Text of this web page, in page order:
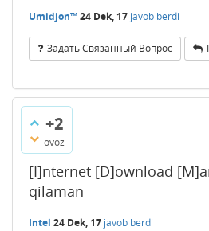
Umidjon™24 Dek, 17 javob berdi
Задать Связанный Вопрос
+2
ovoz
[I]nternet [D]ownload
qilaman
Intel 24 Dek, 17 javob berdi